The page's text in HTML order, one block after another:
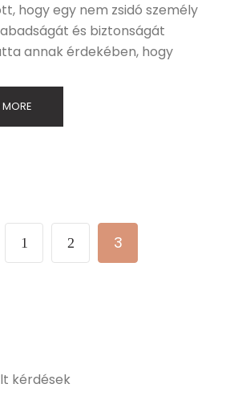
hogy egy nem zsidó személy
és biztonságát
annak érdekében, hogy
1 2 3
kérdések